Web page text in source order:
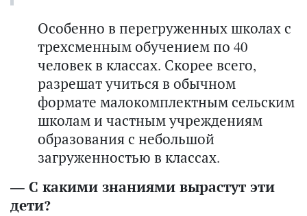
Особенно в перегруженных школах с
трехсменным обучением по 40
человек в классах. Скорее всего,
разрешат учиться в обычном
формате малокомплектным сельским
школам и частным учреждениям
образования с небольшой
загруженностью в классах.
— С какими знаниями вырастут эти
дети?